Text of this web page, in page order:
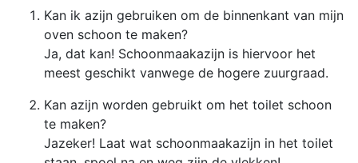
Kan ik azijn gebruiken om de binnenkant van mijn
oven schoon te maken?
Ja, dat kan! Schoonmaakazijn is hiervoor het
meest geschikt vanwege de hogere zuurgraad.
Kan azijn worden gebruikt om het toilet schoon
te maken?
Jazeker! Laat wat schoonmaakazijn in het toilet